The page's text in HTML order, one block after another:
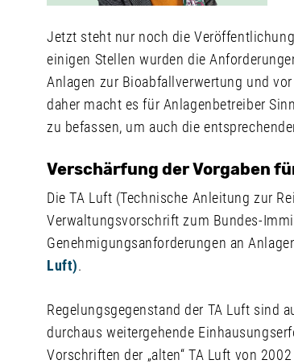
Jetzt steht nur noch die
einigen Stellen wurden die
Anlagen zur Bioabfallverwertung und
daher macht es für Anlagenbetreiber
zu befassen, um auch die
Verschärfung der Vorgaben
Die TA Luft (Technische Anleitung zur
Verwaltungsvorschrift zum Bundes-
Genehmigungsanforderungen an
Luft).
Regelungsgegenstand der TA Luft sind
durchaus weitergehende
Vorschriften der „alten“ TA Luft von